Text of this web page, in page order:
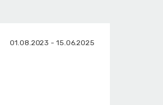
01.08.2023 - 15.06.2025